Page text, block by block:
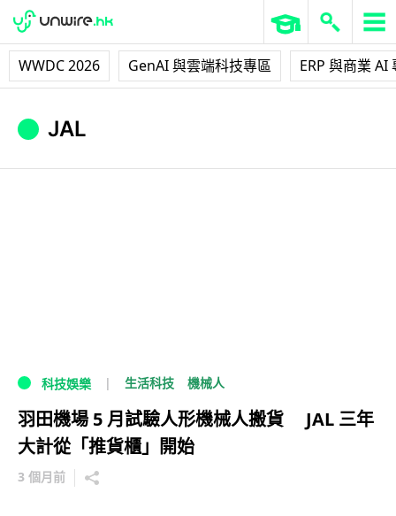
WWDC 2026 GenAI 與雲端科技專區 ERP 與商業 AI
JAL
科技娛樂 生活科技 機械人
羽田機場 5 月試驗人形機械人搬貨 JAL 三年
大計從「推貨櫃」開始
3 個月前